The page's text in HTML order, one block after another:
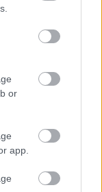
or
app.